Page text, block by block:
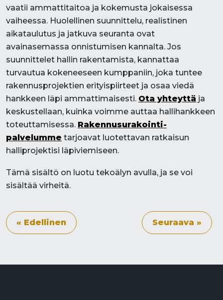
vaatii ammattitaitoa ja kokemusta jokaisessa
vaiheessa. Huolellinen suunnittelu, realistinen
aikataulutus ja jatkuva seuranta ovat
avainasemassa onnistumisen kannalta. Jos
suunnittelet hallin rakentamista, kannattaa
turvautua kokeneeseen kumppaniin, joka tuntee
rakennusprojektien erityispiirteet ja osaa viedä
hankkeen läpi ammattimaisesti. Ota yhteyttä ja
keskustellaan, kuinka voimme auttaa hallihankkeen
toteuttamisessa. Rakennusurakointi-
palvelumme tarjoavat luotettavan ratkaisun
halliprojektisi läpiviemiseen.
Tämä sisältö on luotu tekoälyn avulla, ja se voi
sisältää virheitä.
« Edellinen Seuraava »